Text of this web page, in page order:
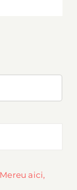
tine!
Mereu aici,